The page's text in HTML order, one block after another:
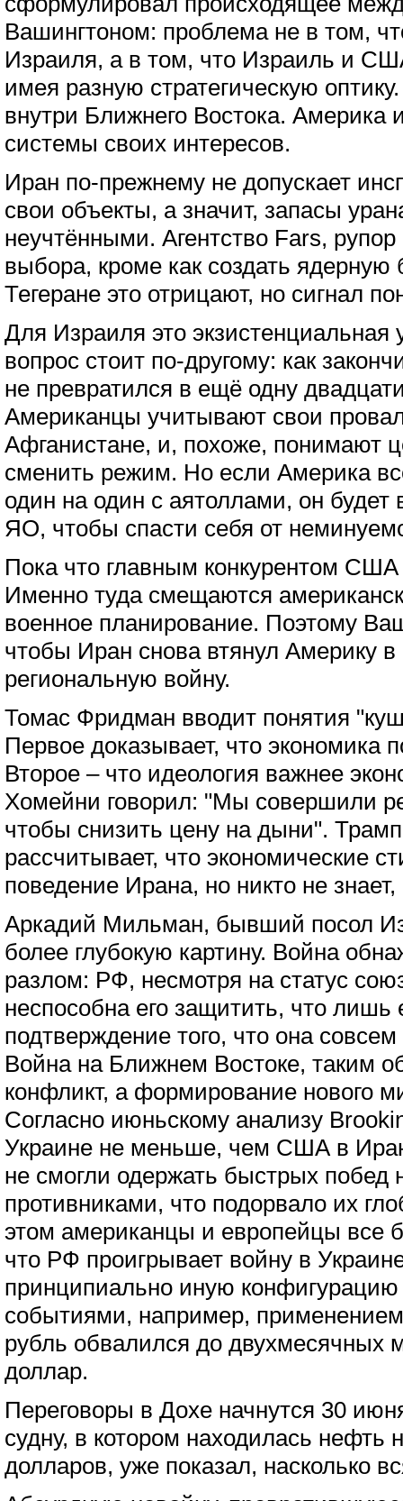
Вашингтоном: проблема не в том,
Израиля, а в том, что Израиль и
имея разную стратегическую
внутри Ближнего Востока. Америка
системы своих интересов.
Иран по-прежнему не допускает
свои объекты, а значит, запасы
неучтёнными. Агентство Fars,
выбора, кроме как создать ядерную
Тегеране это отрицают, но сигнал
Для Израиля это экзистенциальная
вопрос стоит по-другому: как
не превратился в ещё одну
Американцы учитывают свои
Афганистане, и, похоже, понимают
сменить режим. Но если Америка
один на один с аятоллами, он
ЯО, чтобы спасти себя от
Пока что главным конкурентом США
Именно туда смещаются
военное планирование. Поэтому
чтобы Иран снова втянул Америку в
региональную войну.
Томас Фридман вводит понятия
Первое доказывает, что экономика
Второе – что идеология важнее
Хомейни говорил: "Мы совершили
чтобы снизить цену на дыни".
рассчитывает, что экономические
поведение Ирана, но никто не
Аркадий Мильман, бывший посол
более глубокую картину. Война
разлом: РФ, несмотря на статус
неспособна его защитить, что лишь
подтверждение того, что она
Война на Ближнем Востоке, таким
конфликт, а формирование нового
Согласно июньскому анализу
Украине не меньше, чем США в
не смогли одержать быстрых
противниками, что подорвало их
этом американцы и европейцы все
что РФ проигрывает войну в
принципиально иную
событиями, например,
рубль обвалился до двухмесячных
доллар.
Переговоры в Дохе начнутся 30
судну, в котором находилась нефть
долларов, уже показал, насколько